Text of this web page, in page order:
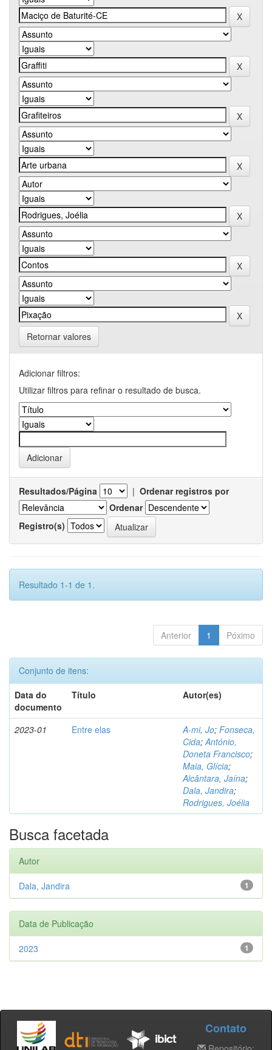
Retornar valores
Adicionar filtros:
Utilizar filtros para refinar o resultado de busca.
Resultados/Página | Ordenar registros por
Ordenar
Registro(s)
Resultado 1-1 de 1.
Anterior 1 Póximo
Conjunto de itens:
Data do
documento
Título Autor(es)
2023-01 Entre elas A-mi, Jo; Fonseca,
Cida;António,
Doneta Francisco;
Maia, Glícia;
Alcântara, Jaína;
Dala, Jandira;
Rodrigues, Joélia
Busca facetada
Autor
1
Dala, Jandira
Data de Publicação
1
2023
Contato